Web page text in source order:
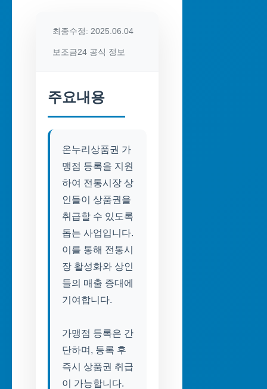
최종수정: 2025.06.04
보조금24 공식 정보
주요내용
온누리상품권 가
맹점 등록을 지원
하여 전통시장 상
인들이 상품권을
취급할 수 있도록
돕는 사업입니다.
이를 통해 전통시
장 활성화와 상인
들의 매출 증대에
기여합니다.
가맹점 등록은 간
단하며, 등록 후
즉시 상품권 취급
이 가능합니다.